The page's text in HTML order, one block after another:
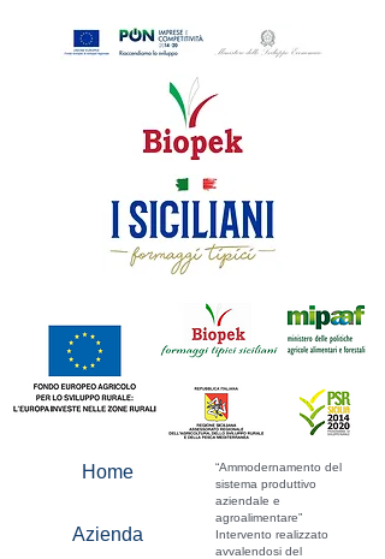
Home
Azienda
“Ammodernamento del
sistema produttivo
aziendale e
agroalimentare”
Intervento realizzato
avvalendosi del